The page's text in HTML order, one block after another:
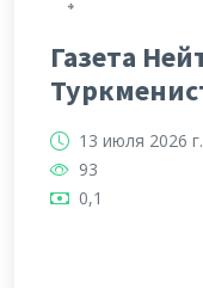
Газета
13 июля 2026 г.
93
0,1